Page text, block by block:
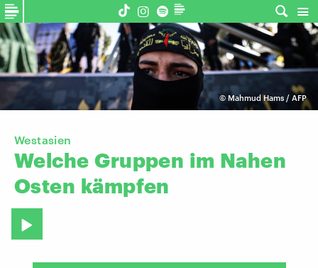
© Mahmud Hams / AFP
Westasien
Welche Gruppen im Nahen
Osten kämpfen